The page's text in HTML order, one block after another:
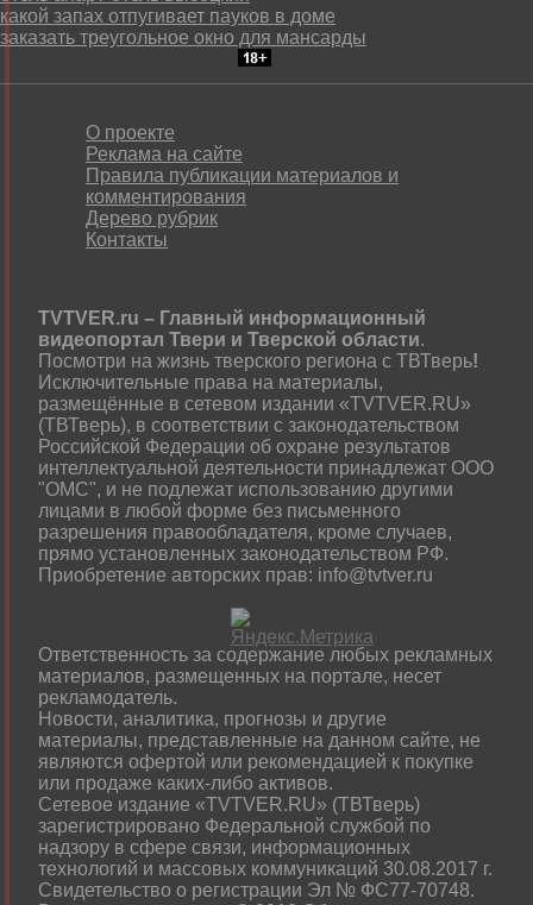
какой запах отпугивает пауков в доме
заказать треугольное окно для мансарды
О проекте
Реклама на сайте
Правила публикации материалов и
комментирования
Дерево рубрик
Контакты
TVTVER.ru – Главный информационный
видеопортал Твери и Тверской области.
Посмотри на жизнь тверского региона с ТВТверь!
Исключительные права на материалы,
размещённые в сетевом издании «TVTVER.RU»
(ТВТверь), в соответствии с законодательством
Российской Федерации об охране результатов
интеллектуальной деятельности принадлежат ООО
"ОМС", и не подлежат использованию другими
лицами в любой форме без письменного
разрешения правообладателя, кроме случаев,
прямо установленных законодательством РФ.
Приобретение авторских прав: info@tvtver.ru
Ответственность за содержание любых рекламных
материалов, размещенных на портале, несет
рекламодатель.
Новости, аналитика, прогнозы и другие
материалы, представленные на данном сайте, не
являются офертой или рекомендацией к покупке
или продаже каких-либо активов.
Сетевое издание «TVTVER.RU» (ТВТверь)
зарегистрировано Федеральной службой по
надзору в сфере связи, информационных
технологий и массовых коммуникаций 30.08.2017 г.
Свидетельство о регистрации Эл № ФС77-70748.